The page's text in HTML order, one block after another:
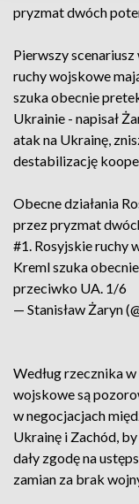
pryzmat dwóch
Pierwszy scenariusz
ruchy wojskowe
szuka obecnie
Ukrainie - napisał
atak na Ukrainę,
destabilizację
Obecne działania
przez pryzmat
#1. Rosyjskie ruchy
Kreml szuka
przeciwko UA. 1/6
— Stanisław Żaryn
Według rzecznika
wojskowe są
w negocjacjach
Ukrainę i Zachód,
dały zgodę na
zamian za brak